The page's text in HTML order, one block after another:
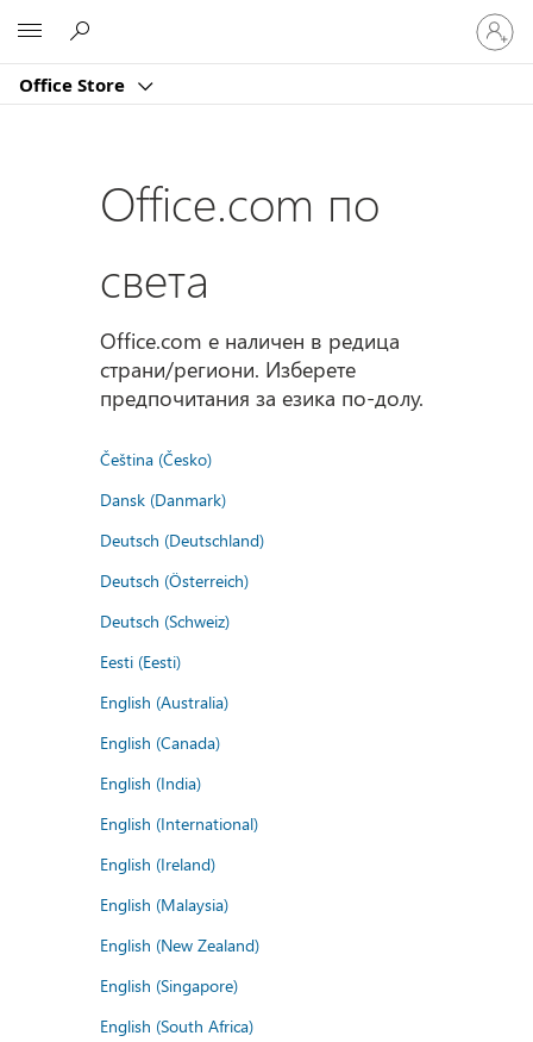
Office Store
Влезте
във
вашия
Office.com по
света
Office.com е наличен в редица
страни/региони. Изберете
предпочитания за езика по-долу.
Čeština (Česko)
Dansk (Danmark)
Deutsch (Deutschland)
Deutsch (Österreich)
Deutsch (Schweiz)
Eesti (Eesti)
English (Australia)
English (Canada)
English (India)
English (International)
English (Ireland)
English (Malaysia)
English (New Zealand)
English (Singapore)
English (South Africa)